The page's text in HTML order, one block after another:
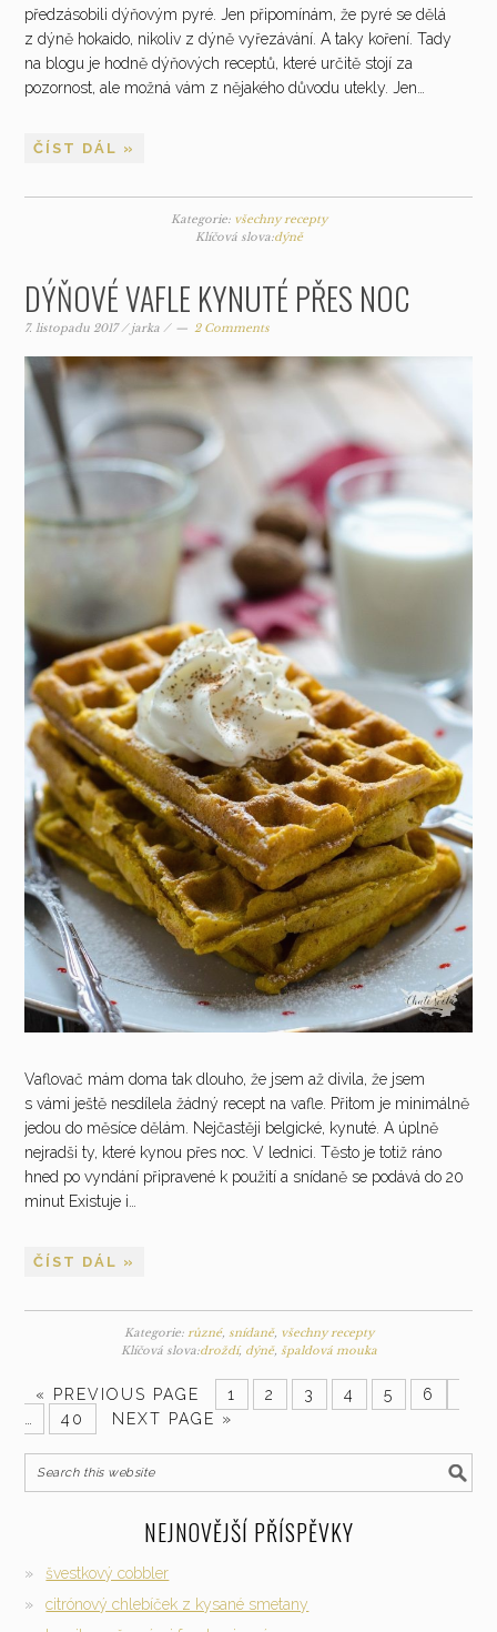
předzásobili dýňovým pyré. Jen připomínám, že pyré se dělá
z dýně hokaido, nikoliv z dýně vyřezávání. A taky koření. Tady
na blogu je hodně dýňových receptů, které určitě stojí za
pozornost, ale možná vám z nějakého důvodu utekly. Jen…
ČÍST DÁL »
Kategorie: všechny recepty
Klíčová slova:dýně
DÝŇOVÉ VAFLE KYNUTÉ PŘES NOC
7. listopadu 2017/jarka / 2 Comments
Vaflovač mám doma tak dlouho, že jsem až divila, že jsem
s vámi ještě nesdílela žádný recept na vafle. Přitom je minimálně
jedou do měsíce dělám. Nejčastěji belgické, kynuté. A úplně
nejradši ty, které kynou přes noc. V lednici. Těsto je totiž ráno
hned po vyndání připravené k použití a snídaně se podává do 20
minut Existuje i…
ČÍST DÁL »
Kategorie: různé, snídaně, všechny recepty
Klíčová slova:droždí, dýně, špaldová mouka
« PREVIOUS PAGE 1 2 3 4 5
6
40 NEXT PAGE »
NEJNOVĚJŠÍ PŘÍSPĚVKY
švestkový cobbler
citrónový chlebíček z kysané smetany